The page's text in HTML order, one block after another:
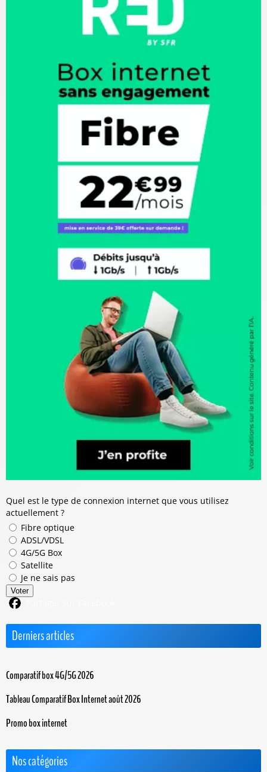
Quel est le type de connexion internet que vous utilisez
actuellement ?
Fibre optique
ADSL/VDSL
4G/5G Box
Satellite
Je ne sais pas
Voter
Derniers articles
Comparatif box 4G/5G 2026
Tableau Comparatif Box Internet août 2026
Promo box internet
Nos catégories